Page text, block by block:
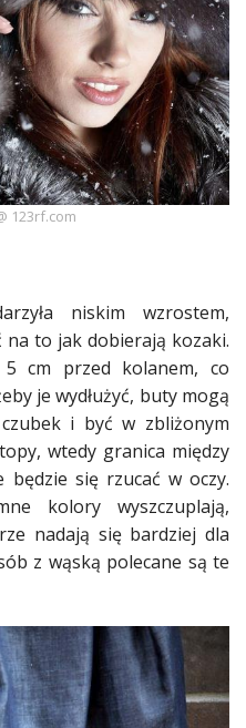
123rf.com
niskim wzrostem,
to jak dobierają kozaki.
cm przed kolanem, co
je wydłużyć, butymogą
i być w zbliżonym
wtedy granica między
będzie się rzucać w oczy.
kolory wyszczuplają,
nadają się bardziej dla
z wąską polecane są te